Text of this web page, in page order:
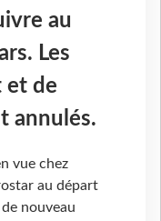
au
Les
et de
annulés.
vue chez
au départ
nouveau